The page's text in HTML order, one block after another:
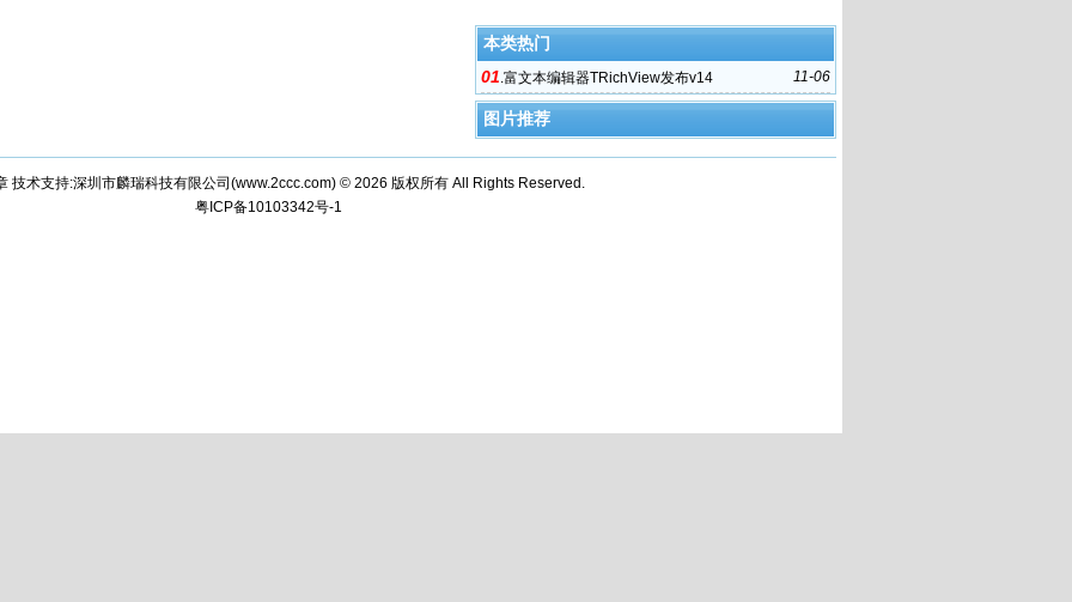
本类热门
11-06
01.富文本编辑器TRichView发布v14
图片推荐
技术支持:深圳市麟瑞科技有限公司(www.2ccc.com) © 2026 版权所有 All Rights Reserved.
粤ICP备10103342号-1